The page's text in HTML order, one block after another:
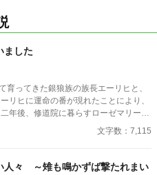
ました
育ってきた銀狼族の族長エーリヒと、
文字数：7,115
人々 ～雉も鳴かずば撃たれまい